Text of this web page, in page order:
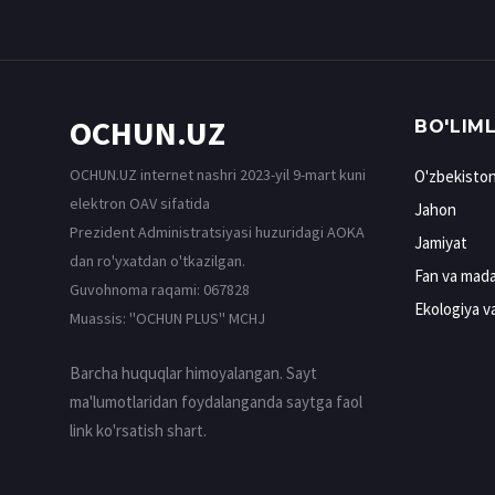
OCHUN.UZ
OCHUN.UZ internet nashri 2023-yil 9-mart kuni
elektron OAV sifatida
Prezident Administratsiyasi huzuridagi AOKA
dan ro'yxatdan o'tkazilgan.
Guvohnoma raqami: 067828
Muassis: ''OCHUN PLUS'' MCHJ
Barcha huquqlar himoyalangan. Sayt
ma'lumotlaridan foydalanganda saytga faol
link ko'rsatish shart.
Jahon
Jamiyat
Fan va
Ekologiya